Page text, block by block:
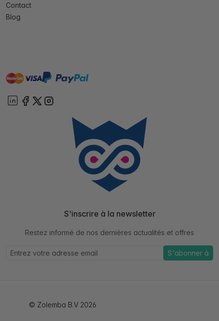
Contact
Blog
mastervisa paypal
S'inscrire à la newsletter
Restez informé de nos dernières actualités et offres
S'abonner à
© Zolemba B.V 2026